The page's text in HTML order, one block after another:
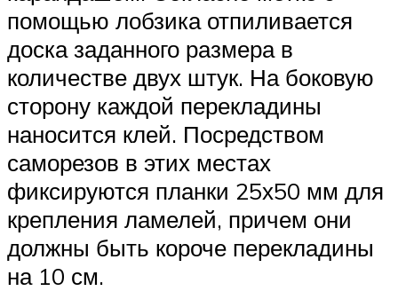
помощью лобзика отпиливается
доска заданного размера в
количестве двух штук. На боковую
сторону каждой перекладины
наносится клей. Посредством
саморезов в этих местах
фиксируются планки 25х50 мм для
крепления ламелей, причем они
должны быть короче перекладины
на 10 см.